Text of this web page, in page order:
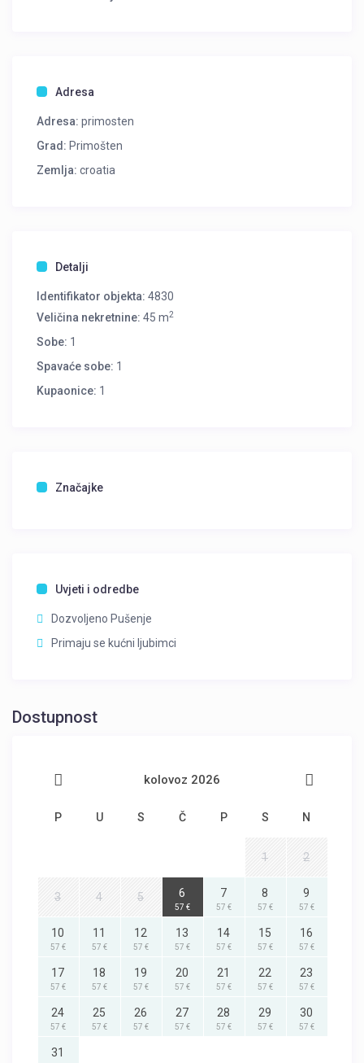
Adresa
Adresa: primosten
Grad: Primošten
Zemlja: croatia
Detalji
Identifikator objekta: 4830
Veličina nekretnine: 45 m2
Sobe: 1
Spavaće sobe: 1
Kupaonice: 1
Značajke
Uvjeti i odredbe
Dozvoljeno Pušenje
Primaju se kućni ljubimci
Dostupnost
kolovoz 2026
P U S Č P S N
1 2
3 4 5 6
57 €
7
57 €
8
57 €
9
57 €
10
57 €
11
57 €
12
57 €
13
57 €
14
57 €
15
57 €
16
57 €
17
57 €
18
57 €
19
57 €
20
57 €
21
57 €
22
57 €
23
57 €
24
57 €
25
57 €
26
57 €
27
57 €
28
57 €
29
57 €
30
57 €
31